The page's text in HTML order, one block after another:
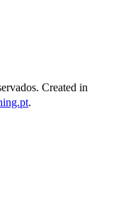
Created in
.